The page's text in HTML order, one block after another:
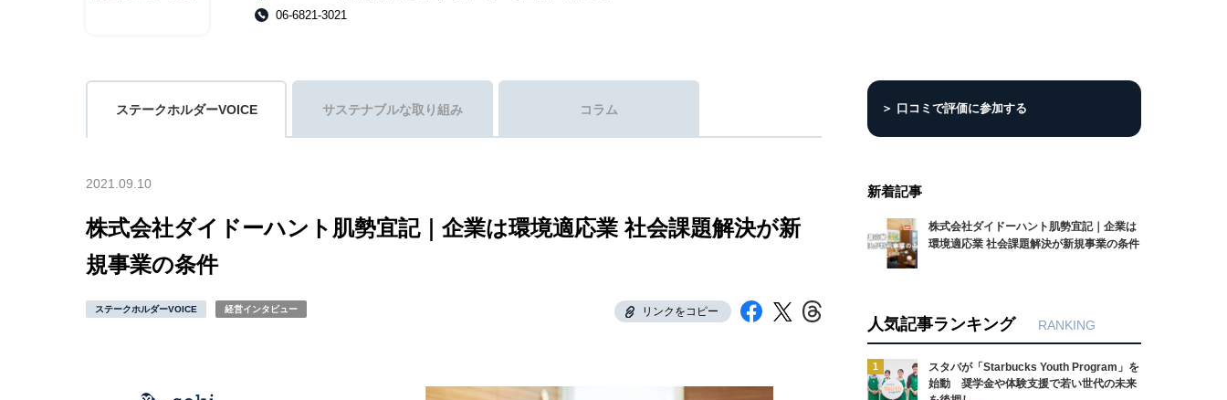
06-6821-3021
ステークホルダーVOICE サステナブルな取り組み コラム
2021.09.10
株式会社ダイドーハント肌勢宜記｜企業は環境適応業 社会課題解決が新
規事業の条件
ステークホルダーVOICE 経営インタビュー リンクをコピー
＞ 口コミで評価に参加する
新着記事
株式会社ダイドーハント肌勢宜記｜企業は
環境適応業 社会課題解決が新規事業の条件
人気記事ランキング RANKING
1
スタバが「Starbucks Youth Program」を
始動 奨学金や体験支援で若い世代の未来